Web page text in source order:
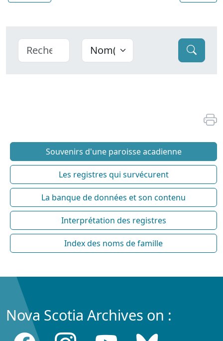
Souvenirs d'une paroisse acadienne
Les registres qui survécurent
La banque de données et son contenu
Interprétation des registres
Index des noms de famille
Nova Scotia Archives on :